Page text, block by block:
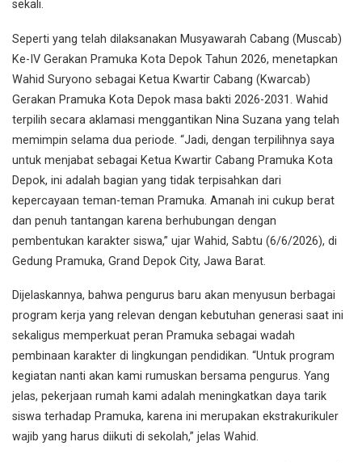
sekali.
Seperti yang telah dilaksanakan Musyawarah Cabang (Muscab)
Ke-IV Gerakan Pramuka Kota Depok Tahun 2026, menetapkan
Wahid Suryono sebagai Ketua Kwartir Cabang (Kwarcab)
Gerakan Pramuka Kota Depok masa bakti 2026-2031. Wahid
terpilih secara aklamasi menggantikan Nina Suzana yang telah
memimpin selama dua periode. “Jadi, dengan terpilihnya saya
untuk menjabat sebagai Ketua Kwartir Cabang Pramuka Kota
Depok, ini adalah bagian yang tidak terpisahkan dari
kepercayaan teman-teman Pramuka. Amanah ini cukup berat
dan penuh tantangan karena berhubungan dengan
pembentukan karakter siswa,” ujar Wahid, Sabtu (6/6/2026), di
Gedung Pramuka, Grand Depok City, Jawa Barat.
Dijelaskannya, bahwa pengurus baru akan menyusun berbagai
program kerja yang relevan dengan kebutuhan generasi saat ini
sekaligus memperkuat peran Pramuka sebagai wadah
pembinaan karakter di lingkungan pendidikan. “Untuk program
kegiatan nanti akan kami rumuskan bersama pengurus. Yang
jelas, pekerjaan rumah kami adalah meningkatkan daya tarik
siswa terhadap Pramuka, karena ini merupakan ekstrakurikuler
wajib yang harus diikuti di sekolah,” jelas Wahid.